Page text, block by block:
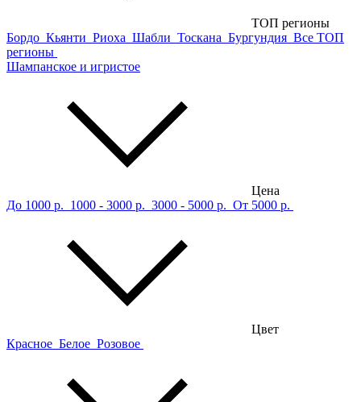
ТОП регионы
Бордо Кьянти Риоха Шабли Тоскана Бургундия Все ТОП
регионы
Шампанское и игристое
Цена
До 1000 р. 1000 - 3000 р. 3000 - 5000 р. От 5000 р.
Цвет
Красное Белое Розовое